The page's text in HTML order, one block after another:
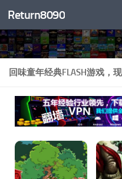
跳至内容
Return8090
回味童年经典FLASH游戏，